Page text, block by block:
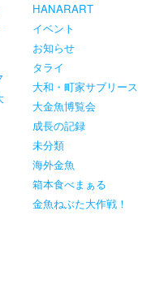
HANARART
イベント
お知らせ
タライ
大和・町家サブリース
大金魚博覧会
成長の記録
未分類
海外金魚
箱本食べまぁる
金魚ねぶた大作戦！